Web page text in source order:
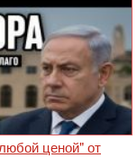
ценой" от